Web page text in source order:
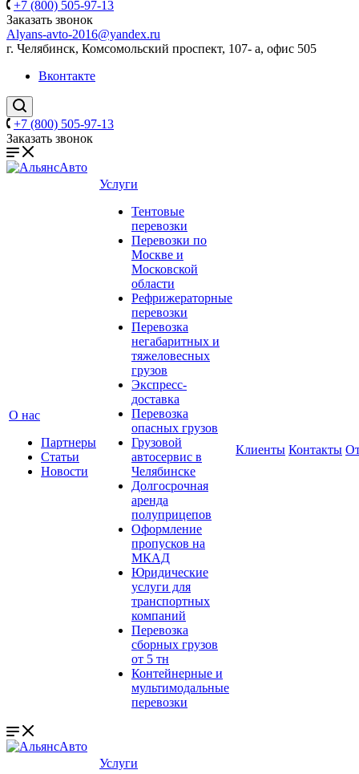
+7 (800) 505-97-13
Заказать звонок
Alyans-avto-2016@yandex.ru
г. Челябинск, Комсомольский проспект, 107- а, офис 505
Вконтакте
+7 (800) 505-97-13
Заказать звонок
О нас
Партнеры
Статьи
Новости
Услуги
Тентовые
перевозки
Перевозки по
Москве и
Московской
области
Рефрижераторные
перевозки
Перевозка
негабаритных и
тяжеловесных
грузов
Экспресс-
доставка
Перевозка
опасных грузов
Грузовой
автосервис в
Челябинске
Долгосрочная
аренда
полуприцепов
Оформление
пропусков на
МКАД
Юридические
услуги для
транспортных
компаний
Перевозка
сборных грузов
от 5 тн
Контейнерные и
мультимодальные
перевозки
Клиенты Контакты
Услуги